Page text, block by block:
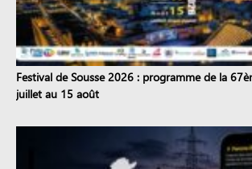
Festival de Sousse 2026 : programme de la
juillet au 15 août